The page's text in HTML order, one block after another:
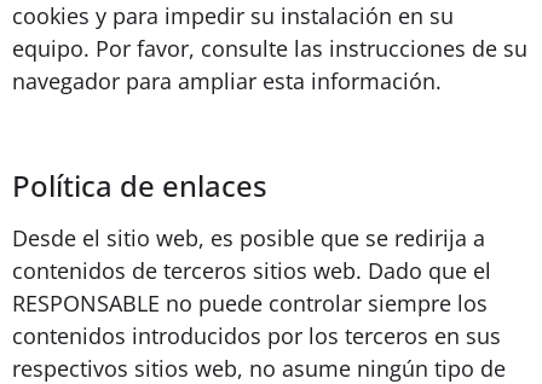
cookies y para impedir su instalación en su
equipo. Por favor, consulte las instrucciones de su
navegador para ampliar esta información.
Política de enlaces
Desde el sitio web, es posible que se redirija a
contenidos de terceros sitios web. Dado que el
RESPONSABLE no puede controlar siempre los
contenidos introducidos por los terceros en sus
respectivos sitios web, no asume ningún tipo de